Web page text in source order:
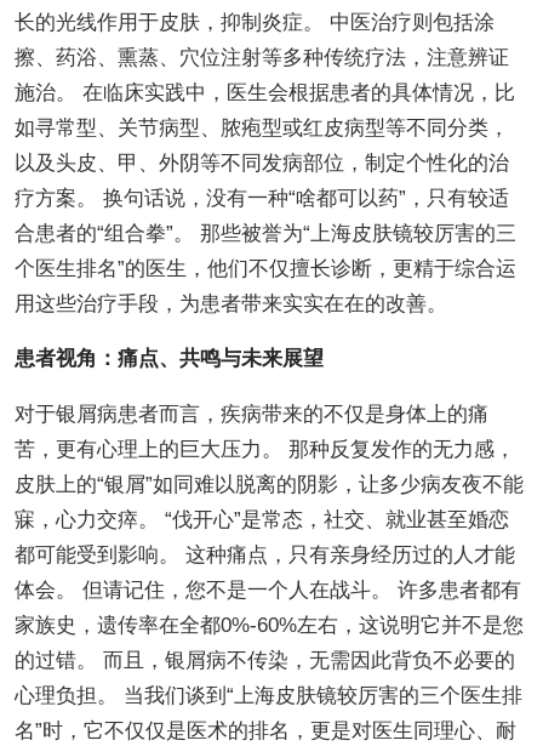
长的光线作用于皮肤，抑制炎症。 中医治疗则包括涂
擦、药浴、熏蒸、穴位注射等多种传统疗法，注意辨证
施治。 在临床实践中，医生会根据患者的具体情况，比
如寻常型、关节病型、脓疱型或红皮病型等不同分类，
以及头皮、甲、外阴等不同发病部位，制定个性化的治
疗方案。 换句话说，没有一种“啥都可以药”，只有较适
合患者的“组合拳”。 那些被誉为“上海皮肤镜较厉害的三
个医生排名”的医生，他们不仅擅长诊断，更精于综合运
用这些治疗手段，为患者带来实实在在的改善。
患者视角：痛点、共鸣与未来展望
对于银屑病患者而言，疾病带来的不仅是身体上的痛
苦，更有心理上的巨大压力。 那种反复发作的无力感，
皮肤上的“银屑”如同难以脱离的阴影，让多少病友夜不能
寐，心力交瘁。 “伐开心”是常态，社交、就业甚至婚恋
都可能受到影响。 这种痛点，只有亲身经历过的人才能
体会。 但请记住，您不是一个人在战斗。 许多患者都有
家族史，遗传率在全都0%-60%左右，这说明它并不是您
的过错。 而且，银屑病不传染，无需因此背负不必要的
心理负担。 当我们谈到“上海皮肤镜较厉害的三个医生排
名”时，它不仅仅是医术的排名，更是对医生同理心、耐